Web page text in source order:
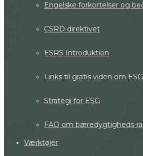
Engelske forkortelser og
CSRD direktivet
ESRS Introduktion
Links til gratis viden om ESG
Strategi for ESG
FAQ om bæredygtigheds-
Værktøjer